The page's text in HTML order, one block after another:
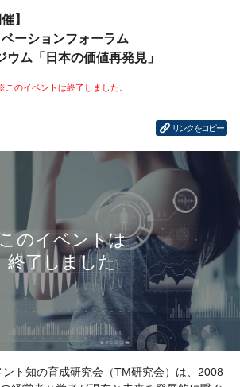
】
ーションフォーラム
ウム「日本の価値再発見」
リンクをコピー
ト知の育成研究会（TM研究会）は、2008